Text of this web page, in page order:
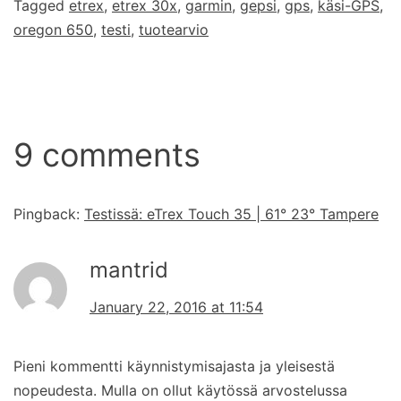
Tagged etrex, etrex 30x, garmin, gepsi, gps, käsi-GPS,
oregon 650, testi, tuotearvio
9 comments
Pingback: Testissä: eTrex Touch 35 | 61° 23° Tampere
mantrid
January 22, 2016 at 11:54
Pieni kommentti käynnistymisajasta ja yleisestä
nopeudesta. Mulla on ollut käytössä arvostelussa